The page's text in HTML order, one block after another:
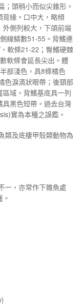
；頭稍小而似尖錐形。
背緣。口中大，略傾
側列較大，下頜前端
線鱗數51-55。背鰭連
軟條21-22；臀鰭硬棘
軟條會延長尖出。體
部淺色，具8條橘色
色淚滴狀眼帶；後頸部
域。背鰭基底具一列
黑色短帶。過去台灣
)實為本種之誤鑑。
類及底棲甲殼類動物為
一，亦常作下雜魚處